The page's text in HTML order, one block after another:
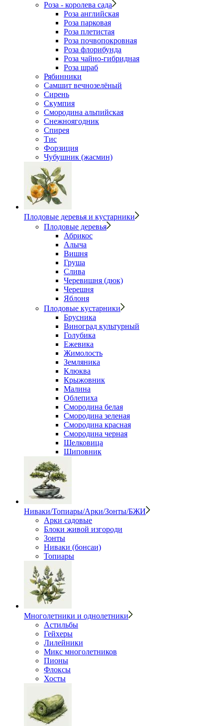
Роза - королева сада
Роза английская
Роза парковая
Роза плетистая
Роза почвопокровная
Роза флорибунда
Роза чайно-гибридная
Роза шраб
Рябинники
Самшит вечнозелёный
Сирень
Скумпия
Смородина альпийская
Снежноягодник
Спирея
Тис
Форзиция
Чубушник (жасмин)
Плодовые деревья и кустарники
Плодовые деревья
Абрикос
Алыча
Вишня
Груша
Слива
Черевишня (дюк)
Черешня
Яблоня
Плодовые кустарники
Брусника
Виноград культурный
Голубика
Ежевика
Жимолость
Земляника
Клюква
Крыжовник
Малина
Облепиха
Смородина белая
Смородина зеленая
Смородина красная
Смородина черная
Шелковица
Шиповник
Ниваки/Топиары/Арки/Зонты/БЖИ
Арки садовые
Блоки живой изгороди
Зонты
Ниваки (бонсаи)
Топиары
Многолетники и однолетники
Астильбы
Гейхеры
Лилейники
Микс многолетников
Пионы
Флоксы
Хосты